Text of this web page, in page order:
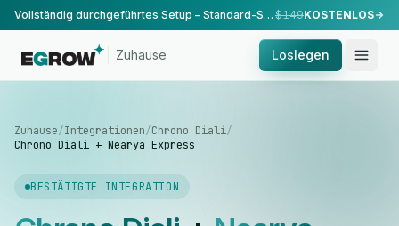
Vollständig durchgeführtes Setup – Standard-Setup, durchgeführt von unserem Team. $149KOSTENLOS
Zuhause Loslegen
Zuhause/Integrationen/Chrono Diali/
Chrono Diali + Nearya Express
BESTÄTIGTE INTEGRATION